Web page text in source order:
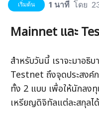
เริ่มต้น 1 นาที โดย
Mainnet และ
สำหรับวันนี้ เราจะมาอ
Testnet ถึงจุดประสงค์
ทั้ง 2 แบบ เพื่อให้นักลง
เหรียญดิจิทัลแต่ละสกุลไ